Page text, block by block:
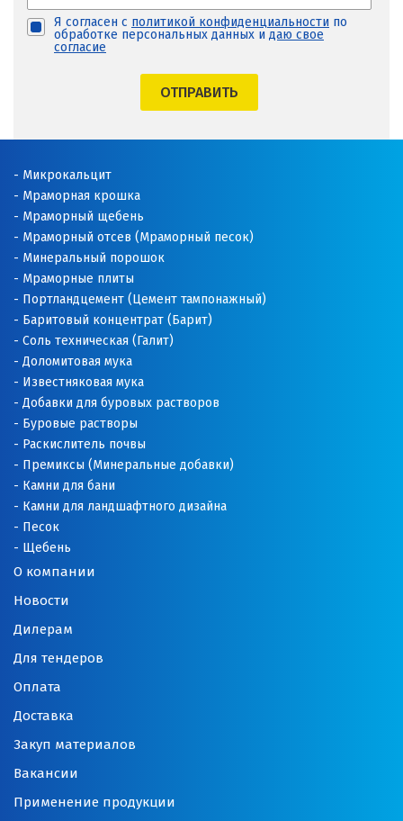
Я согласен с политикой конфиденциальности по
обработке персональных данных и даю свое
согласие
ОТПРАВИТЬ
О компании
Новости
Дилерам
Для тендеров
Оплата
Доставка
Закуп материалов
Вакансии
Применение продукции
Микрокальцит
Мраморная крошка
Мраморный щебень
Мраморный отсев (Мраморный песок)
Минеральный порошок
Мраморные плиты
Портландцемент (Цемент тампонажный)
Баритовый концентрат (Барит)
Соль техническая (Галит)
Доломитовая мука
Известняковая мука
Добавки для буровых растворов
Буровые растворы
Раскислитель почвы
Премиксы (Минеральные добавки)
Камни для бани
Камни для ландшафтного дизайна
Песок
Щебень